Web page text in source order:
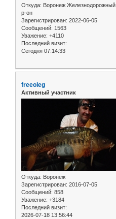
Откуда: Воронеж Железнодорожный
р-он
Зарегистрирован: 2022-06-05
Сообщений: 1563
Уважение: +4110
Последний визит:
Сегодня 07:14:33
freeoleg
Активный участник
Откуда: Воронеж
Зарегистрирован: 2016-07-05
Сообщений: 858
Уважение: +3184
Последний визит:
2026-07-18 13:56:44